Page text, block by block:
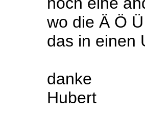
wo die Ä Ö
das in einen
danke
Hubert